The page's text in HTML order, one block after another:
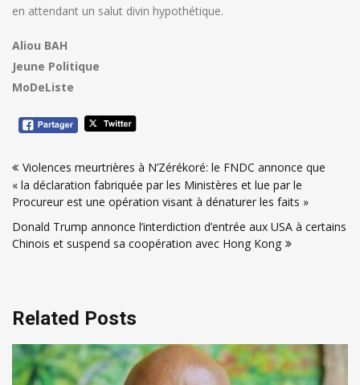
en attendant un salut divin hypothétique.
Aliou BAH
Jeune Politique
MoDeListe
de
l’article
Violences meurtrières à N’Zérékoré: le FNDC annonce que
« la déclaration fabriquée par les Ministères et lue par le
Procureur est une opération visant à dénaturer les faits »
Donald Trump annonce l’interdiction d’entrée aux USA à certains
Chinois et suspend sa coopération avec Hong Kong
Related Posts